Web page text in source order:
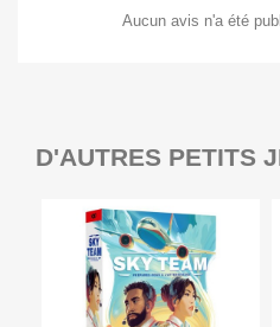
Aucun avis n'a été
D'AUTRES PETITS